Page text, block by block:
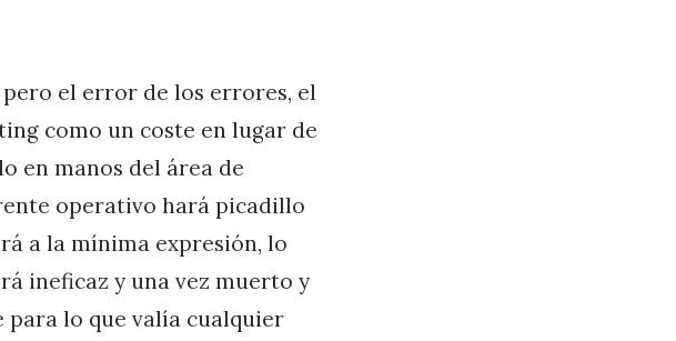
el error de los errores, el
como un coste en lugar de
en manos del área de
operativo hará picadillo
a la mínima expresión, lo
ineficaz y una vez muerto y
lo que valía cualquier